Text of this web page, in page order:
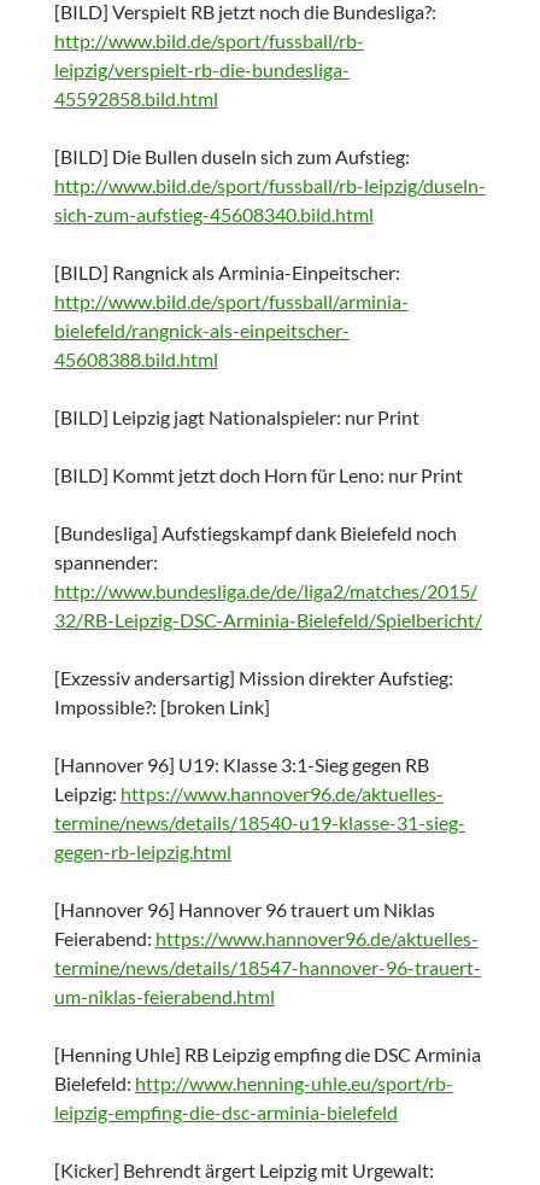
[BILD] Verspielt RB jetzt noch die Bundesliga?:
http://www.bild.de/sport/fussball/rb-
leipzig/verspielt-rb-die-bundesliga-
45592858.bild.html
[BILD] Die Bullen duseln sich zum Aufstieg:
http://www.bild.de/sport/fussball/rb-leipzig/duseln-
sich-zum-aufstieg-45608340.bild.html
[BILD] Rangnick als Arminia-Einpeitscher:
http://www.bild.de/sport/fussball/arminia-
bielefeld/rangnick-als-einpeitscher-
45608388.bild.html
[BILD] Leipzig jagt Nationalspieler: nur Print
[BILD] Kommt jetzt doch Horn für Leno: nur Print
[Bundesliga] Aufstiegskampf dank Bielefeld noch
spannender:
http://www.bundesliga.de/de/liga2/matches/2015/
32/RB-Leipzig-DSC-Arminia-Bielefeld/Spielbericht/
[Exzessiv andersartig] Mission direkter Aufstieg:
Impossible?: [broken Link]
[Hannover 96] U19: Klasse 3:1-Sieg gegen RB
Leipzig: https://www.hannover96.de/aktuelles-
termine/news/details/18540-u19-klasse-31-sieg-
gegen-rb-leipzig.html
[Hannover 96] Hannover 96 trauert um Niklas
Feierabend: https://www.hannover96.de/aktuelles-
termine/news/details/18547-hannover-96-trauert-
um-niklas-feierabend.html
[Henning Uhle] RB Leipzig empfing die DSC Arminia
Bielefeld: http://www.henning-uhle.eu/sport/rb-
leipzig-empfing-die-dsc-arminia-bielefeld
[Kicker] Behrendt ärgert Leipzig mit Urgewalt: